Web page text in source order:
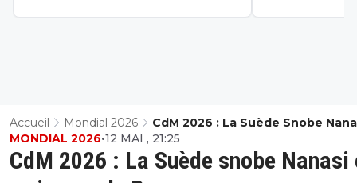
Accueil Mondial 2026
CdM 2026 : La Suède Snobe
Un Joueur Du Barça
CdM 2026 : La Suède snobe Nanasi
MONDIAL 2026•12 MAI , 21:25